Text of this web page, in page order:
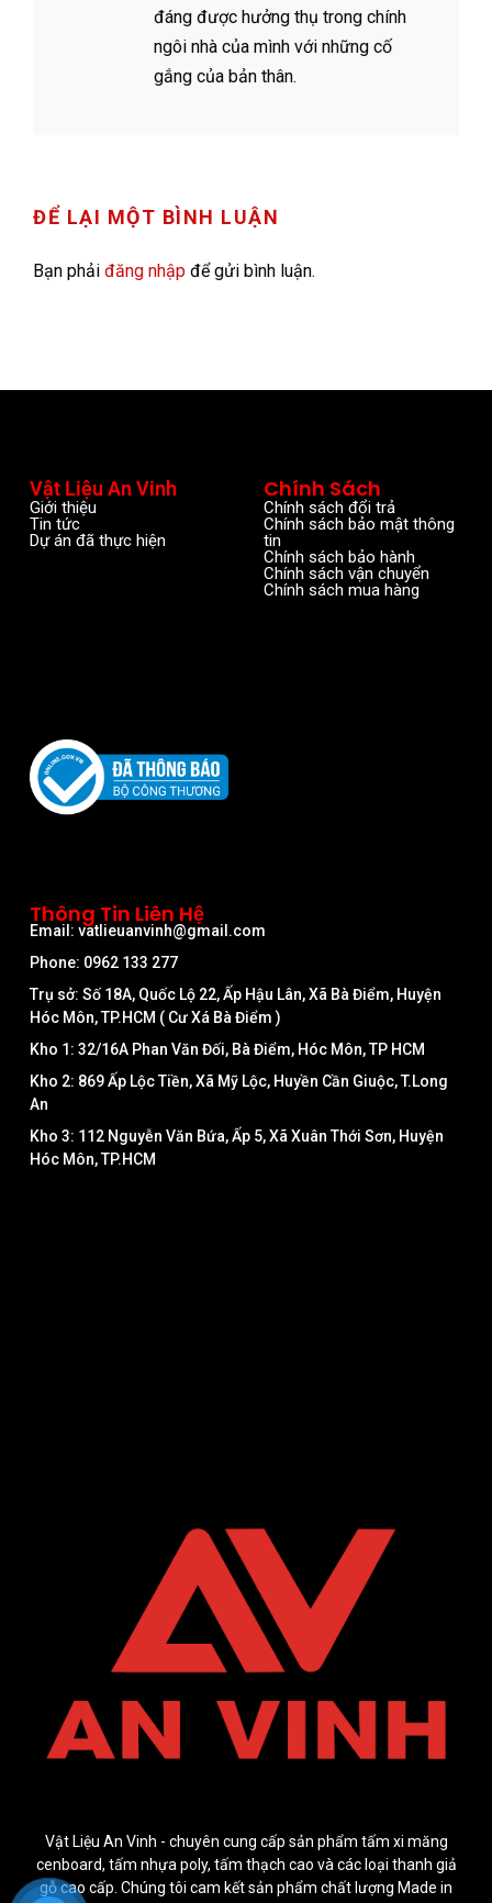
đáng được hưởng thụ trong chính
ngôi nhà của mình với những cố
gắng của bản thân.
ĐỂ LẠI MỘT BÌNH LUẬN
Bạn phải đăng nhập để gửi bình luận.
Vật Liệu An Vinh - chuyên cung cấp sản phẩm tấm xi măng
cenboard, tấm nhựa poly, tấm thạch cao và các loại thanh giả
gỗ cao cấp. Chúng tôi cam kết sản phẩm chất lượng Made in
Vật Liệu An Vinh
Giới thiệu
Tin tức
Dự án đã thực hiện
Chính Sách
Chính sách đổi trả
Chính sách bảo mật thông
tin
Chính sách bảo hành
Chính sách vận chuyển
Chính sách mua hàng
Thông Tin Liên Hệ
Email: vatlieuanvinh@gmail.com
Phone: 0962 133 277
Trụ sở: Số 18A, Quốc Lộ 22, Ấp Hậu Lân, Xã Bà Điểm, Huyện
Hóc Môn, TP.HCM ( Cư Xá Bà Điểm )
Kho 1: 32/16A Phan Văn Đối, Bà Điểm, Hóc Môn, TP HCM
Kho 2: 869 Ấp Lộc Tiền, Xã Mỹ Lộc, Huyền Cần Giuộc, T.Long
An
Kho 3: 112 Nguyễn Văn Bứa, Ấp 5, Xã Xuân Thới Sơn, Huyện
Hóc Môn, TP.HCM